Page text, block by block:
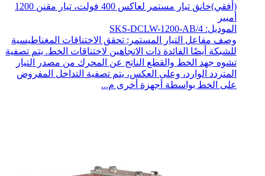
(أفقي)خانق تيار مستمر لعاكس 400 فولت، تيار مقنن 1200
أمبير
الموديل: SKS-DCLW-1200-AB/4
وصف مفاعل التيار المستمر: تحقق الاختناقات المغناطيسية
للشبكة أيضًا الفائدة ذات الاتجاهين لاختناقات الخط. يتم تصفية
تشوه جهد الخط والقطع الناتج عن المحرك من مصدر التيار
المتردد الوارد، وعلى العكس، يتم تصفية التداخل المفروض
على الخط بواسطة أجهزة أخرى م...